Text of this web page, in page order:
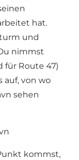
hat.
und
nimmst
für Route 47)
auf, von wo
sehen
kommst,